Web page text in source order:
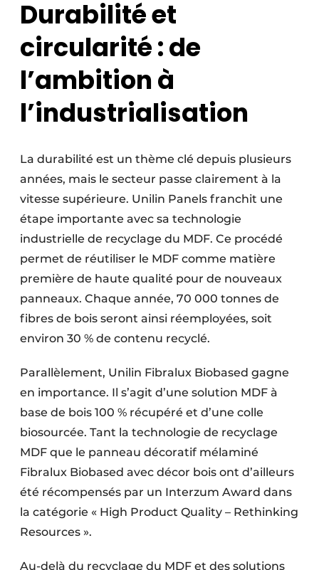
Durabilité et
circularité : de
l’ambition à
l’industrialisation
La durabilité est un thème clé depuis plusieurs
années, mais le secteur passe clairement à la
vitesse supérieure. Unilin Panels franchit une
étape importante avec sa technologie
industrielle de recyclage du MDF. Ce procédé
permet de réutiliser le MDF comme matière
première de haute qualité pour de nouveaux
panneaux. Chaque année, 70 000 tonnes de
fibres de bois seront ainsi réemployées, soit
environ 30 % de contenu recyclé.
Parallèlement, Unilin Fibralux Biobased gagne
en importance. Il s’agit d’une solution MDF à
base de bois 100 % récupéré et d’une colle
biosourcée. Tant la technologie de recyclage
MDF que le panneau décoratif mélaminé
Fibralux Biobased avec décor bois ont d’ailleurs
été récompensés par un Interzum Award dans
la catégorie « High Product Quality – Rethinking
Resources ».
Au-delà du recyclage du MDF et des solutions